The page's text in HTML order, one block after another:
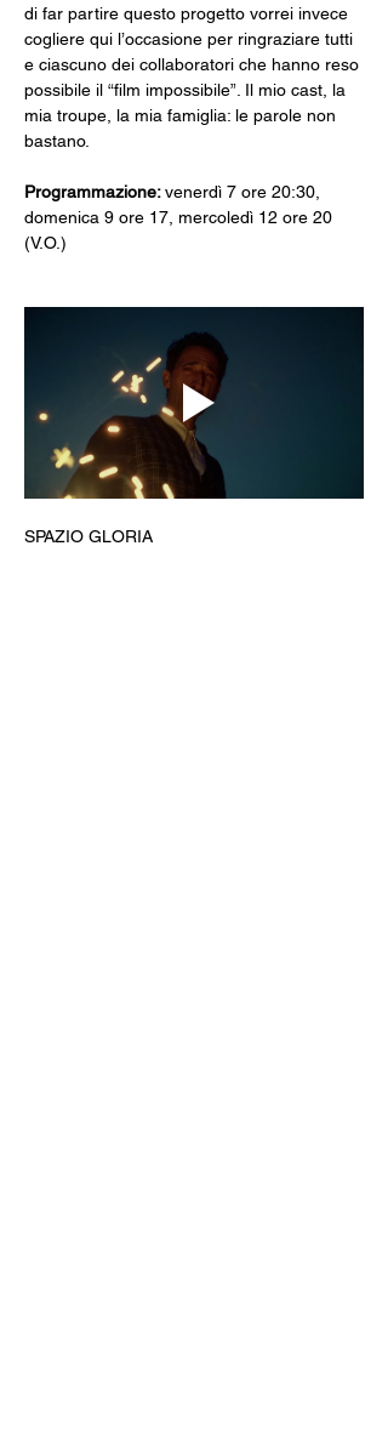
di far partire questo progetto vorrei invece
cogliere qui l’occasione per ringraziare tutti
e ciascuno dei collaboratori che hanno reso
possibile il “film impossibile”. Il mio cast, la
mia troupe, la mia famiglia: le parole non
bastano.
Programmazione: venerdì 7 ore 20:30,
domenica 9 ore 17, mercoledì 12 ore 20
(V.O.)
SPAZIO GLORIA